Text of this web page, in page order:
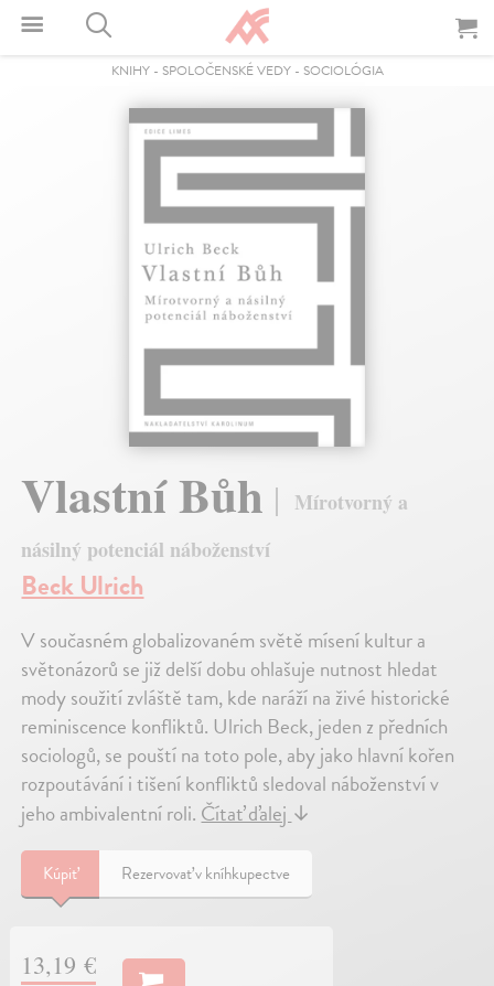
KNIHY- SPOLOČENSKÉ VEDY- SOCIOLÓGIA
Vlastní Bůh
Mírotvorný a
násilný potenciál náboženství
Beck Ulrich
V současném globalizovaném světě mísení kultur a
světonázorů se již delší dobu ohlašuje nutnost hledat
mody soužití zvláště tam, kde naráží na živé historické
reminiscence konfliktů. Ulrich Beck, jeden z předních
sociologů, se pouští na toto pole, aby jako hlavní kořen
rozpoutávání i tišení konfliktů sledoval náboženství v
jeho ambivalentní roli.Čítať ďalej↓
Kúpiť Rezervovať v kníhkupectve
13,19 €